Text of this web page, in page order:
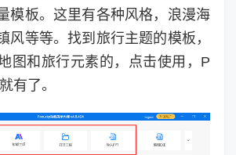
模板。这里有各种风格，浪漫海
风等等。找到旅行主题的模板，
图和旅行元素的，点击使用，P
有了。